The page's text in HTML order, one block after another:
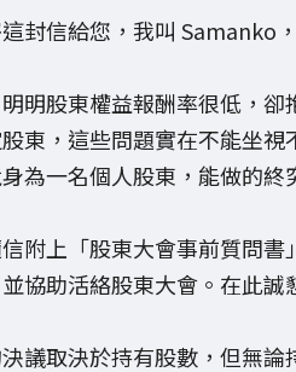
封信給您，我叫 Samanko
明股東權益報酬率很低，
東，這些問題實在不能坐
為一名個人股東，能做的終
附上「股東大會事前質問
協助活絡股東大會。在此誠
議取決於持有股數，但無